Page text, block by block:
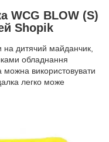
WCG BLOW (S)
Shopik
на дитячий майданчик,
обладнання
можна використовувати
легко може